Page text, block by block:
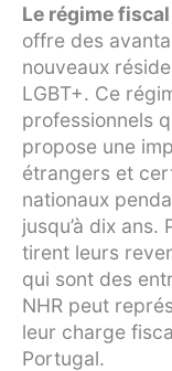
Le régime
offre des
nouveaux
LGBT+. Ce
professionnels
propose une
étrangers et
nationaux
jusqu’à dix ans.
tirent leurs
qui sont des
NHR peut
leur charge
Portugal.